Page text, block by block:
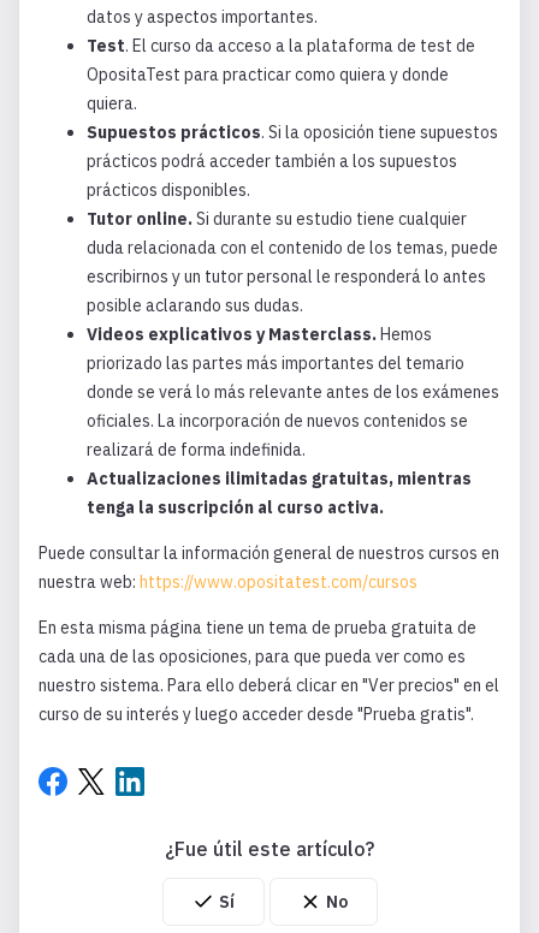
datos y aspectos importantes.
Test. El curso da acceso a la plataforma de test de
OpositaTest para practicar como quiera y donde
quiera.
Supuestos prácticos. Si la oposición tiene supuestos
prácticos podrá acceder también a los supuestos
prácticos disponibles.
Tutor online.Si durante su estudio tiene cualquier
duda relacionada con el contenido de los temas, puede
escribirnos y un tutor personal le responderá lo antes
posible aclarando sus dudas.
Videos explicativos y Masterclass.Hemos
priorizado las partes más importantes del temario
donde se verá lo más relevante antes de los exámenes
oficiales. La incorporación de nuevos contenidos se
realizará de forma indefinida.
Actualizaciones ilimitadas gratuitas, mientras
tenga la suscripción al curso activa.
Puede consultar la información general de nuestros cursos en
nuestra web: https://www.opositatest.com/cursos
En esta misma página tiene un tema de prueba gratuita de
cada una de las oposiciones, para que pueda ver como es
nuestro sistema. Para ello deberá clicar en "Ver precios" en el
curso de su interés y luego acceder desde "Prueba gratis".
¿Fue útil este artículo?